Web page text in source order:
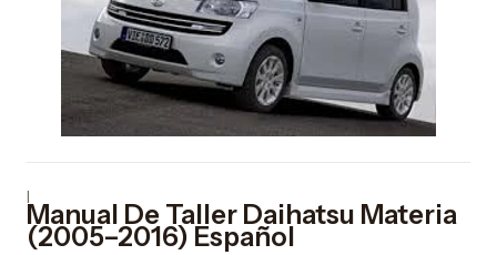
|
Manual De Taller Daihatsu Materia
(2005–2016) Español